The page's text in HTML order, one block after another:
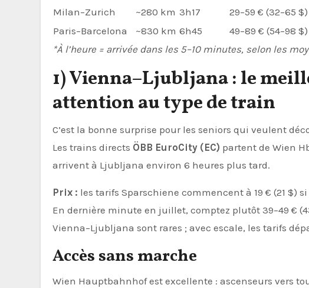
Milan–Zurich ~280 km 3h17 29–59 € (32–65 $)
Paris–Barcelona
~830 km 6h45 49–89 € (54–98 $)
*À l’heure = arrivée dans les 5–10 minutes, selon les
1) Vienna–Ljubljana : le
attention au type de train
C’est la bonne surprise pour les seniors qui veulent
Les trains directs ÖBB EuroCity (EC) partent de Wien
arrivent à Ljubljana environ 6 heures plus tard.
Prix : les tarifs Sparschiene commencent à 19 € (21 $)
En dernière minute en juillet, comptez plutôt 39–49 €
Vienna–Ljubljana sont rares ; avec escale, les tarifs
Accès sans marche
Wien Hauptbahnhof est excellente : ascenseurs vers